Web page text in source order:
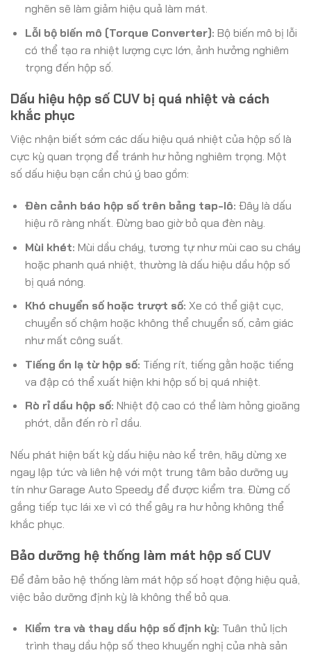
nghẽn sẽ làm giảm hiệu quả làm mát.
Lỗi bộ biến mô (Torque Converter): Bộ biến mô bị lỗi
có thể tạo ra nhiệt lượng cực lớn, ảnh hưởng nghiêm
trọng đến hộp số.
Dấu hiệu hộp số CUV bị quá nhiệt và cách
khắc phục
Việc nhận biết sớm các dấu hiệu quá nhiệt của hộp số là
cực kỳ quan trọng để tránh hư hỏng nghiêm trọng. Một
số dấu hiệu bạn cần chú ý bao gồm:
Đèn cảnh báo hộp số trên bảng tap-lô: Đây là dấu
hiệu rõ ràng nhất. Đừng bao giờ bỏ qua đèn này.
Mùi khét: Mùi dầu cháy, tương tự như mùi cao su cháy
hoặc phanh quá nhiệt, thường là dấu hiệu dầu hộp số
bị quá nóng.
Khó chuyển số hoặc trượt số: Xe có thể giật cục,
chuyển số chậm hoặc không thể chuyển số, cảm giác
như mất công suất.
Tiếng ồn lạ từ hộp số: Tiếng rít, tiếng gằn hoặc tiếng
va đập có thể xuất hiện khi hộp số bị quá nhiệt.
Rò rỉ dầu hộp số: Nhiệt độ cao có thể làm hỏng gioăng
phớt, dẫn đến rò rỉ dầu.
Nếu phát hiện bất kỳ dấu hiệu nào kể trên, hãy dừng xe
ngay lập tức và liên hệ với một trung tâm bảo dưỡng uy
tín như Garage Auto Speedy để được kiểm tra. Đừng cố
gắng tiếp tục lái xe vì có thể gây ra hư hỏng không thể
khắc phục.
Bảo dưỡng hệ thống làm mát hộp số CUV
Để đảm bảo hệ thống làm mát hộp số hoạt động hiệu quả,
việc bảo dưỡng định kỳ là không thể bỏ qua.
Kiểm tra và thay dầu hộp số định kỳ: Tuân thủ lịch
trình thay dầu hộp số theo khuyến nghị của nhà sản